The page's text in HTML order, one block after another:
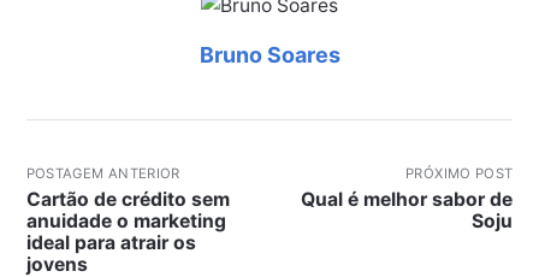
Bruno Soares
POSTAGEM ANTERIOR
Cartão de crédito sem
anuidade o marketing
ideal para atrair os
jovens
PRÓXIMO POST
Qual é melhor sabor de
Soju